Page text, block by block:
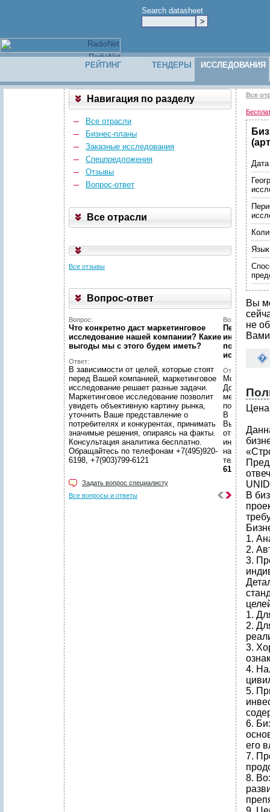
Search datasheet
РЕЙТИНГ ТЕНДЕРЫ ИССЛЕДОВАНИЯ
Навигация по разделу
Все отрасли
Бизнес-планы
Заказные исследования
Спецпредложения
Отзывы
Вопрос-ответ
Все отрасли
Все отзывы
Вопрос-ответ
Вопрос:
Что конкретно даст маркетинговое
исследование нашей компании? Какие
выгоды мы c этого будем иметь?
Ответ:
В зависимости от целей, которые стоят
перед Вашей компанией, маркетинговое
исследование решает разные задачи.
Маркетинговое исследование позволит
увидеть объективную картину рынка,
уточнить Ваше представление о
потребителях и конкурентах, принимать
значимые решения, опираясь на факты.
Консультация аналитика бесплатно.
Обращайтесь по телефонам +7(495)920-
6198, +7(903)799-6121
Вопрос:
Первый раз
интернет...
Ответ:
Можно! Мы
менеджером
подготовят
В нашем
Вы сможете
находится
телефонам
6121
Задать вопрос специалисту
Все вопросы и ответы
Все
Вы
не
В
1.
2.
3.
1.
2.
3.
4.
5.
6.
его
7.
8.